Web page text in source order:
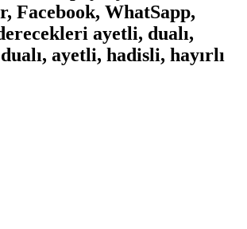
Facebook, WhatSapp,
ayetli, dualı,
ayetli, hadisli, hayırlı